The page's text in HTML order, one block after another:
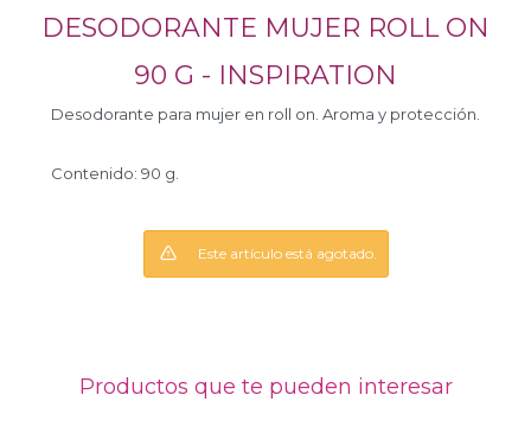
DESODORANTE MUJER ROLL ON
90 G - INSPIRATION
Desodorante para mujer en roll on. Aroma y protección.
Contenido: 90 g.
Este artículo está agotado.
Productos que te pueden interesar